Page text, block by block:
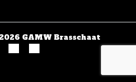
GAMW Brasschaat